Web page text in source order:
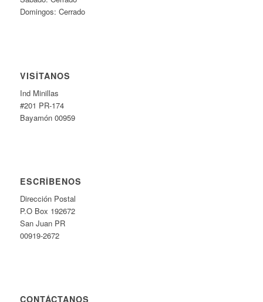
Domingos: Cerrado
VISÍTANOS
Ind Minillas
#201 PR-174
Bayamón 00959
ESCRÍBENOS
Dirección Postal
P.O Box 192672
San Juan PR
00919-2672
CONTÁCTANOS